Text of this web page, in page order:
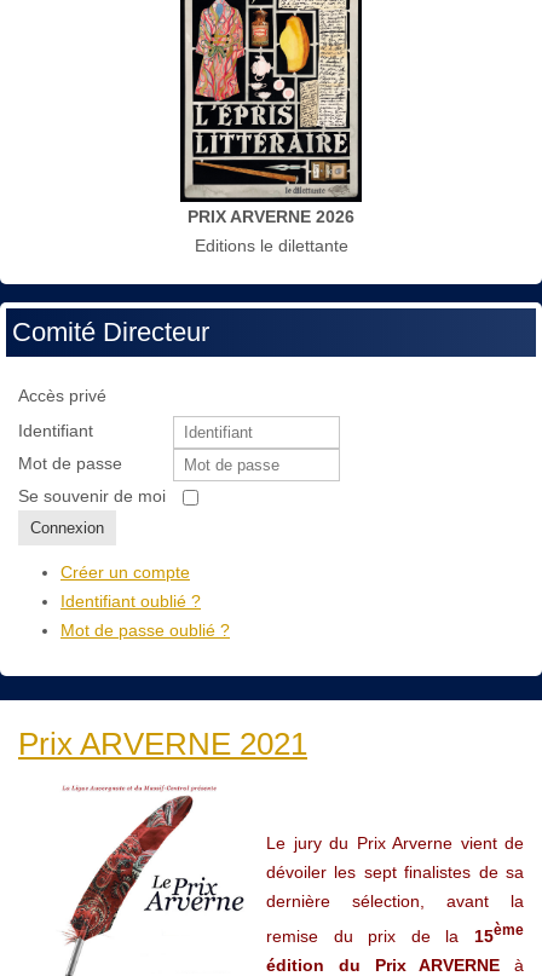
PRIX ARVERNE 2026
Editions le dilettante
Comité Directeur
Accès privé
Identifiant
Mot de passe
Se souvenir de moi
Connexion
Créer un compte
Identifiant oublié ?
Mot de passe oublié ?
Prix ARVERNE 2021
Le jury du Prix Arverne vient de
dévoiler les sept finalistes de sa
dernière sélection, avant la
remise du prix de la 15ème
édition du Prix ARVERNE à